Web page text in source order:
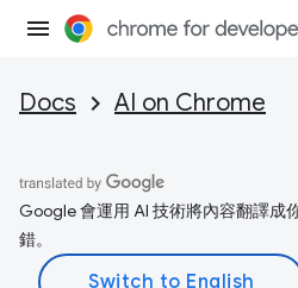
Docs AI on Chrome
Google 會運用 AI 技術將內容翻譯成
錯。